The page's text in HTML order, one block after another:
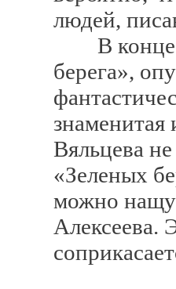
людей,
В конце
берега»,
знаменитая
Вяльцева
«Зеленых
можно
Алексеева.